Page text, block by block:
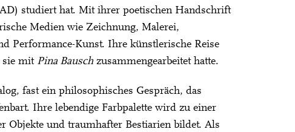
studiert hat. Mit ihrer poetischen Handschrift
Medien wie Zeichnung, Malerei,
Performance-Kunst. Ihre künstlerische Reise
sie mit Pina Bausch zusammengearbeitet hatte.
fast ein philosophisches Gespräch, das
Ihre lebendige Farbpalette wird zu einer
Objekte und traumhafter Bestiarien bildet. Als